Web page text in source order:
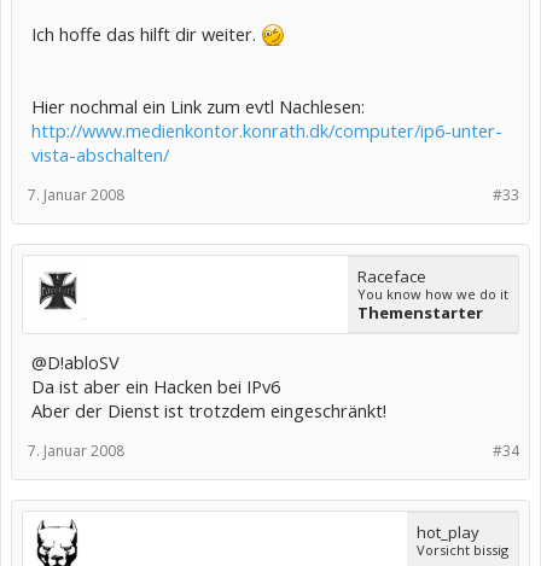
Ich hoffe das hilft dir weiter.
Hier nochmal ein Link zum evtl Nachlesen:
http://www.medienkontor.konrath.dk/computer/ip6-unter-
vista-abschalten/
#33
7. Januar 2008
Raceface
You know how we do it
Themenstarter
@D!abloSV
Da ist aber ein Hacken bei IPv6
Aber der Dienst ist trotzdem eingeschränkt!
#34
7. Januar 2008
hot_play
Vorsicht bissig